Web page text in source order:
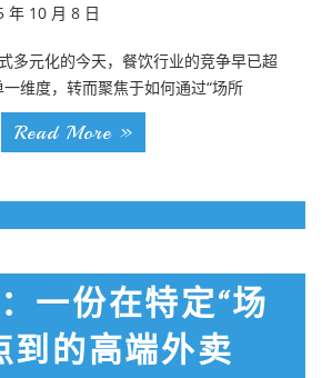
年 10 月 8 日
多元化的今天，餐饮行业的竞争早已超
一维度，转而聚焦于如何通过“场所
Read More »
一份在特定“场
到的高端外卖